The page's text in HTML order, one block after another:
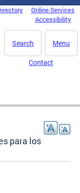
Online Services
Accessibility
Menu
Search
Contact
para los